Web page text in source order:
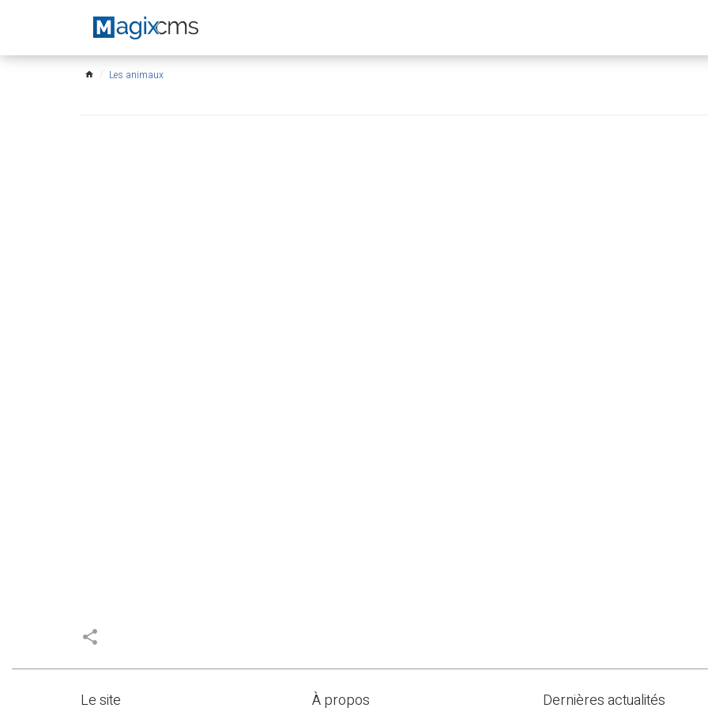
home Les animaux
share
Le site À propos Dernières actualités